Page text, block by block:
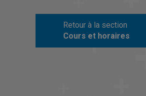
Retour à la section
Cours et horaires